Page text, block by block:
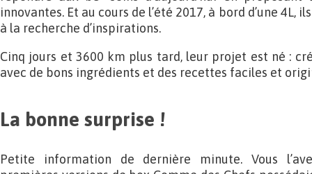
innovantes. Et au cours de l’été 2017, à bord d’une 4L,
à la recherche d’inspirations.
Cinq jours et 3600 km plus tard, leur projet est né :
avec de bons ingrédients et des recettes faciles et
La bonne surprise !
Petite information de dernière minute. Vous